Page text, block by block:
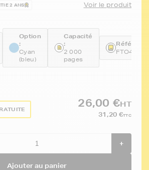
2 ANS Voir le produit
Option
:
Cyan
(bleu)
Capacité
:
2 000
pages
26,00 €HT
31,20 €TTC
+
Ajouter au panier